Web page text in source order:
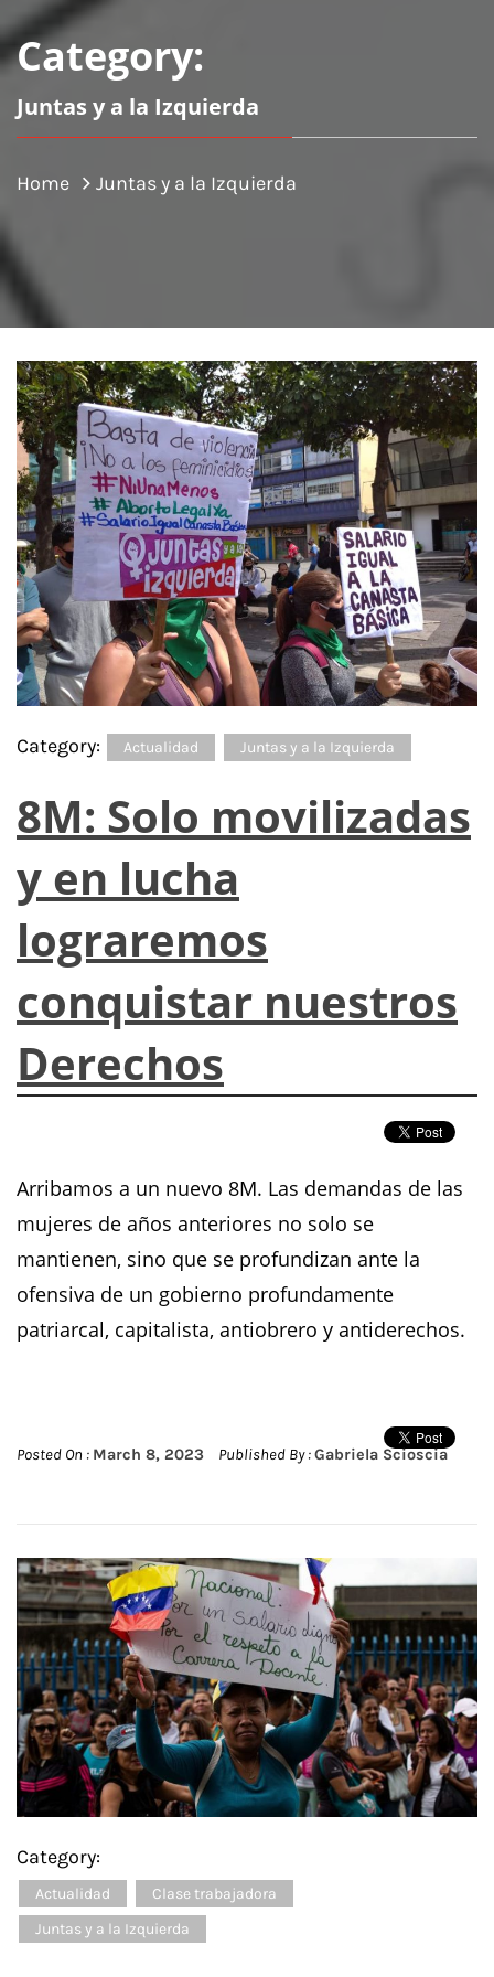
Category:
Juntas y a la Izquierda
Home Juntas y a la Izquierda
Category: Actualidad Juntas y a la Izquierda
8M: Solo movilizadas
y en lucha
lograremos
conquistar nuestros
Derechos
Arribamos a un nuevo 8M. Las demandas de las
mujeres de años anteriores no solo se
mantienen, sino que se profundizan ante la
ofensiva de un gobierno profundamente
patriarcal, capitalista, antiobrero y antiderechos.
Posted On : March 8, 2023 Published By :Gabriela Scioscia
Category:
Actualidad
Clase trabajadora
Juntas y a la Izquierda